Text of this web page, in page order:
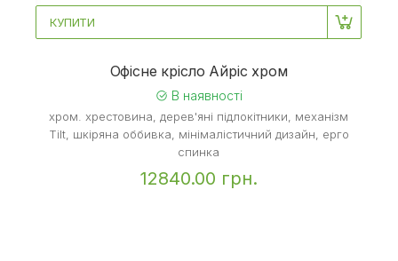
КУПИТИ
Офісне крісло Айріс хром
В наявності
хром. хрестовина, дерев'яні підлокітники, механізм
Tilt, шкіряна оббивка, мінімалістичний дизайн, ерго
спинка
12840.00 грн.